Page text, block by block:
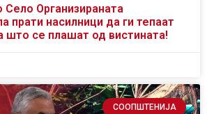
Организираната
прати насилници да ги тепаат
што се плашат од вистината!
СООПШТЕНИЈА